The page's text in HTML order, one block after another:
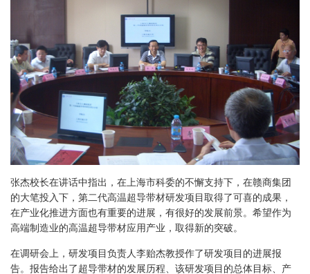
张杰校长在讲话中指出，在上海市科委的不懈支持下，在赣商集团
的大笔投入下，第二代高温超导带材研发项目取得了可喜的成果，
在产业化推进方面也有重要的进展，有很好的发展前景。希望作为
高端制造业的高温超导带材应用产业，取得新的突破。
在调研会上，研发项目负责人李贻杰教授作了研发项目的进展报
告。报告给出了超导带材的发展历程、该研发项目的总体目标、产